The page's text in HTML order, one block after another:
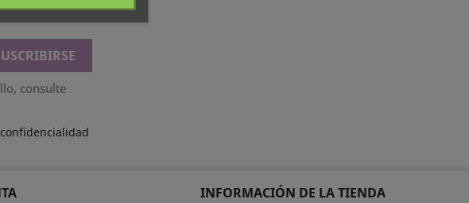
consulte
INFORMACIÓN DE LA TIENDA